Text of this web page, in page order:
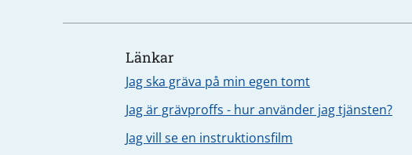
Länkar
Jag ska gräva på min egen tomt
Jag är grävproffs - hur använder jag tjänsten?
Jag vill se en instruktionsfilm